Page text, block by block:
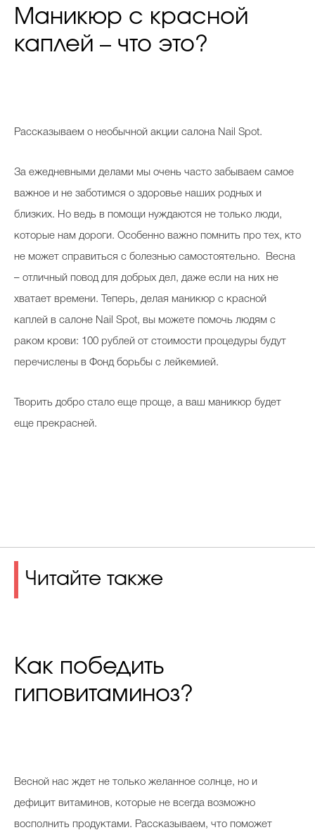
Маникюр с красной
каплей – что это?
Рассказываем о необычной акции салона Nail Spot.
За ежедневными делами мы очень часто забываем самое
важное и не заботимся о здоровье наших родных и
близких. Но ведь в помощи нуждаются не только люди,
которые нам дороги. Особенно важно помнить про тех, кто
не может справиться с болезнью самостоятельно. Весна
– отличный повод для добрых дел, даже если на них не
хватает времени. Теперь, делая маникюр с красной
каплей в салоне Nail Spot, вы можете помочь людям с
раком крови: 100 рублей от стоимости процедуры будут
перечислены в Фонд борьбы с лейкемией.
Творить добро стало еще проще, а ваш маникюр будет
еще прекрасней.
Читайте также
Как победить
гиповитаминоз?
Весной нас ждет не только желанное солнце, но и
дефицит витаминов, которые не всегда возможно
восполнить продуктами. Рассказываем, что поможет